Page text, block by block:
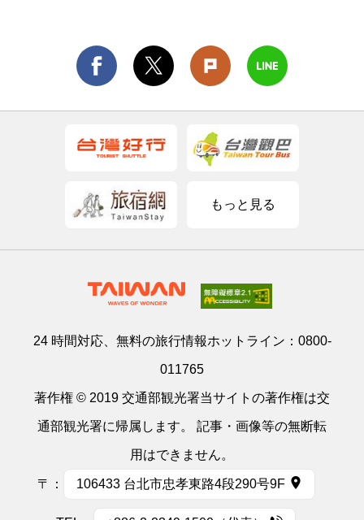
もっと見る
24 時間対応、無料の旅行情報ホットライン： 0800-
011765
著作権 © 2019 交通部観光署当サイトの著作権は交
通部観光署に帰属します。 記事・画像等の無断転
用はできません。
〒： 106433 台北市忠孝東路4段290号9F